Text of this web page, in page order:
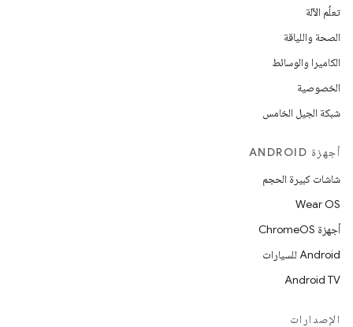
تعلُم الآلة
الصحة واللياقة
الكاميرا والوسائط
الخصوصية
شبكة الجيل الخامس
أجهزة ANDROID
شاشات كبيرة الحجم
Wear OS
أجهزة ChromeOS
Android للسيارات
Android TV
الإصدارات